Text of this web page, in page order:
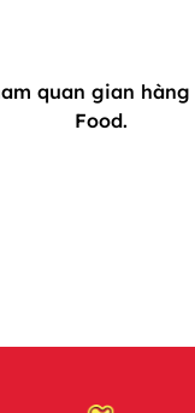
quan gian hàng
Food.